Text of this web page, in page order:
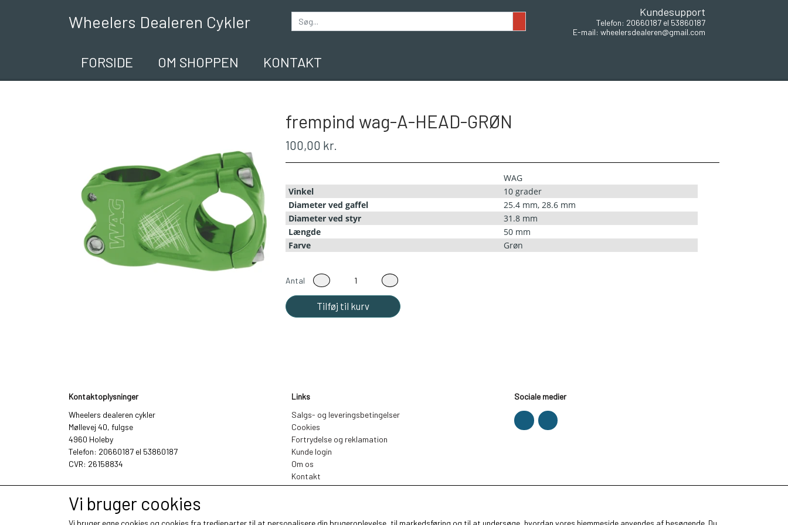
Wheelers Dealeren Cykler Kundesupport
Telefon: 20660187 el 53860187
E-mail: wheelersdealeren@gmail.com
FORSIDE OM SHOPPEN KONTAKT
frempind wag-A-HEAD-GRØN
100,00 kr.
WAG
Vinkel
10 grader
Diameter ved gaffel
25.4 mm, 28.6 mm
Diameter ved styr
31.8 mm
Længde
50 mm
Farve
Grøn
Antal
Tilføj til kurv
Kontaktoplysninger
Wheelers dealeren cykler
Møllevej 40, fulgse
4960 Holeby
Telefon: 20660187 el 53860187
CVR: 26158834
Links
Salgs- og leveringsbetingelser
Cookies
Fortrydelse og reklamation
Kunde login
Om os
Kontakt
Sociale medier
Vi bruger cookies
Vi bruger egne cookies og cookies fra tredjeparter til at personalisere din brugeroplevelse, til markedsføring og til at undersøge, hvordan vores hjemmeside anvendes af besøgende. Du